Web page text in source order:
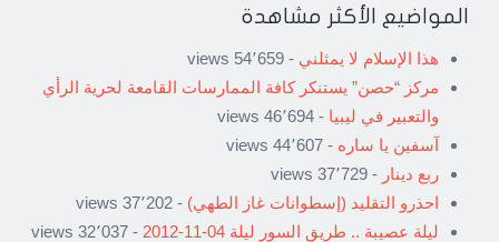
المواضيع الأكثر مشاهدة
هذا الإسلام لا يمثلني - 54٬659 views
مركز “حصن” يستنكر كافة الممارسات القامعة لحرية الرأي
والتعبير في ليبيا - 46٬694 views
آسفين يا ساره - 44٬607 views
ربع دينار - 37٬729 views
احذرو التقليد (إسطوانات غاز الطهي) - 37٬202 views
ليلة عصيبة .. طريق السور ليلة 04-11-2012
- 32٬037 views